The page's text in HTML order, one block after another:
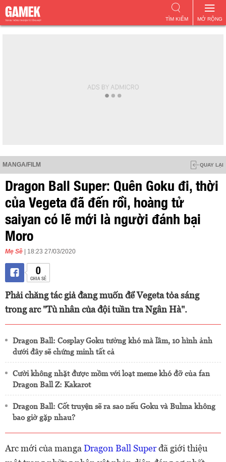
MỞ RỘNG
TÌM KIẾM
MANGA/FILM QUAY LẠI
Dragon Ball Super: Quên Goku đi, thời
của Vegeta đã đến rồi, hoàng tử
saiyan có lẽ mới là người đánh bại
Moro
Mẹ Sề | 18:23 27/03/2020
0
CHIA SẺ
Phải chăng tác giả đang muốn để Vegeta tỏa sáng
trong arc "Tù nhân của đội tuần tra Ngân Hà".
Dragon Ball: Cosplay Goku tưởng khó mà lầm, 10 hình ảnh
dưới đây sẽ chứng minh tất cả
Cười không nhặt được mồm với loạt meme khó đỡ của fan
Dragon Ball Z: Kakarot
Dragon Ball: Cốt truyện sẽ ra sao nếu Goku và Bulma không
bao giờ gặp nhau?
Arc mới của manga Dragon Ball Superđã giới thiệu ​​